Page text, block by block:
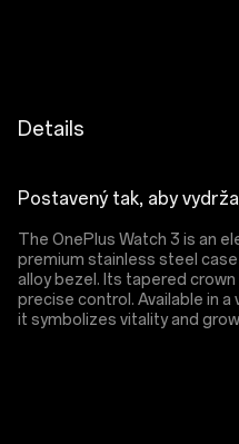
Details
Postavený tak, aby
The OnePlus Watch 3 is an
premium stainless steel
alloy bezel. Its tapered
precise control. Available in a
it symbolizes vitality and